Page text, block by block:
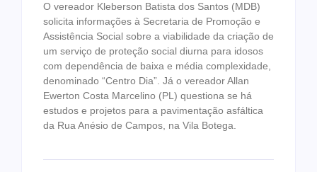
O vereador Kleberson Batista dos Santos (MDB)
solicita informações à Secretaria de Promoção e
Assistência Social sobre a viabilidade da criação de
um serviço de proteção social diurna para idosos
com dependência de baixa e média complexidade,
denominado “Centro Dia”. Já o vereador Allan
Ewerton Costa Marcelino (PL) questiona se há
estudos e projetos para a pavimentação asfáltica
da Rua Anésio de Campos, na Vila Botega.